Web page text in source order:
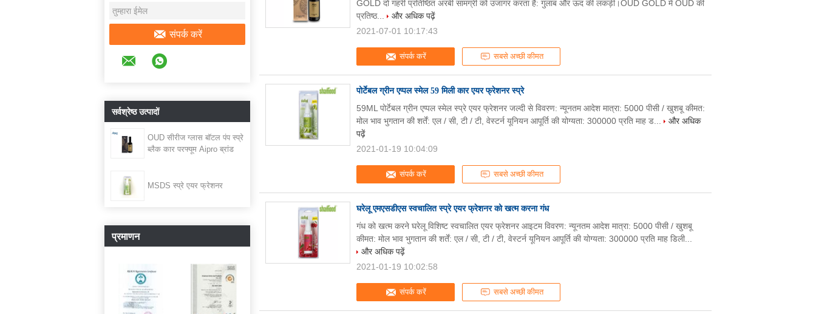
संपर्क करें
सर्वश्रेष्ठ उत्पादों
OUD सीरीज ग्लास बॉटल पंप स्प्रे
ब्लैक कार परफ्यूम Aipro ब्रांड
MSDS स्प्रे एयर फ्रेशनर
प्रमाणन
संपर्क करें सबसे अच्छी कीमत
GOLD दो गहरी प्रतिष्ठित अरबी सामग्री को उजागर करता है: गुलाब और ऊद की लकड़ी।OUD GOLD में OUD की
प्रतिष्ठ...
और अधिक पढ़ें
2021-07-01 10:17:43
पोर्टेबल ग्रीन एप्पल स्मेल 59 मिली कार एयर फ्रेशनर स्प्रे
संपर्क करें सबसे अच्छी कीमत
59ML पोर्टेबल ग्रीन एप्पल स्मेल स्प्रे एयर फ्रेशनर जल्दी से विवरण: न्यूनतम आदेश मात्रा: 5000 पीसी / खुशबू कीमत:
मोल भाव भुगतान की शर्तें: एल / सी, टी / टी, वेस्टर्न यूनियन आपूर्ति की योग्यता: 300000 प्रति माह ड...
और अधिक
पढ़ें
2021-01-19 10:04:09
घरेलू एमएसडीएस स्वचालित स्प्रे एयर फ्रेशनर को खत्म करना गंध
संपर्क करें सबसे अच्छी कीमत
गंध को खत्म करने घरेलू विशिष्ट स्वचालित एयर फ्रेशनर आइटम विवरण: न्यूनतम आदेश मात्रा: 5000 पीसी / खुशबू
कीमत: मोल भाव भुगतान की शर्तें: एल / सी, टी / टी, वेस्टर्न यूनियन आपूर्ति की योग्यता: 300000 प्रति माह डिली...
और अधिक पढ़ें
2021-01-19 10:02:58